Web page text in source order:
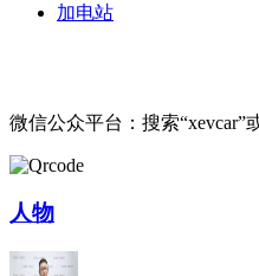
加电站
微信公众平台：搜索“xevcar”
人物